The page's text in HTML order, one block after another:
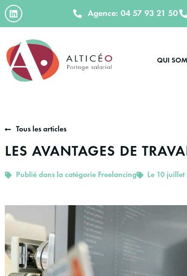
Agence: 04 57 93 21 50
QUI
Tous les articles
LES AVANTAGES DE
Publié dans la catégorie Freelancing Le 10 juillet